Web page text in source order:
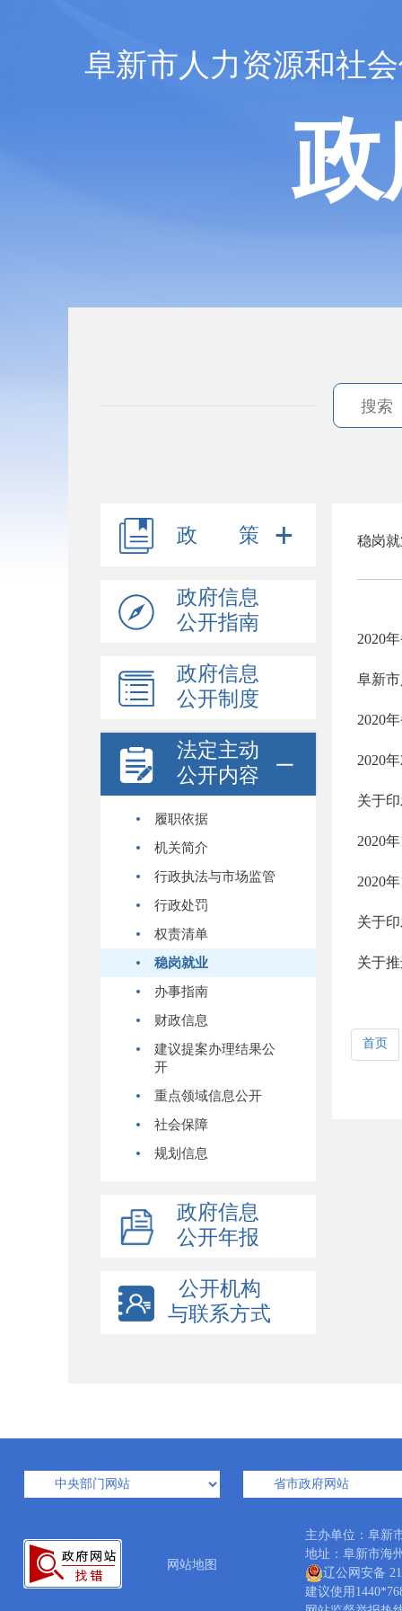
阜新市人力资源和社
政 策
政府信息
公开指南
政府信息
公开制度
法定主动
公开内容
履职依据
机关简介
行政执法与市场监管
行政处罚
权责清单
稳岗就业
办事指南
财政信息
建议提案办理结果公
开
重点领域信息公开
社会保障
规划信息
政府信息
公开年报
公开机构
与联系方式
稳岗
2020
2020
2020
关于
2020
2020
关于
首页
网站地图
主办单位：阜
地址：阜新市
辽公网安备
建议使用